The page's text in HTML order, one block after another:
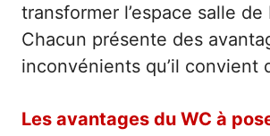
transformer l’espace salle de
Chacun présente des
inconvénients qu’il convient
Les avantages du WC à